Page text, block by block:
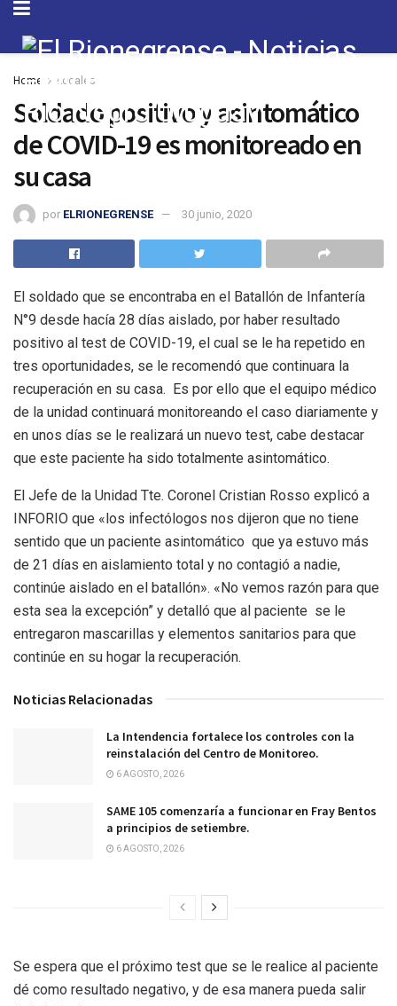
Home Locales
Soldado positivo y asintomático
de COVID-19 es monitoreado en
su casa
por ELRIONEGRENSE 30 junio, 2020
El soldado que se encontraba en el Batallón de Infantería
N°9 desde hacía 28 días aislado, por haber resultado
positivo al test de COVID-19, el cual se le ha repetido en
tres oportunidades, se le recomendó que continuara la
recuperación en su casa. Es por ello que el equipo médico
de la unidad continuará monitoreando el caso diariamente y
en unos días se le realizará un nuevo test, cabe destacar
que este paciente ha sido totalmente asintomático.
El Jefe de la Unidad Tte. Coronel Cristian Rosso explicó a
INFORIO que «los infectólogos nos dijeron que no tiene
sentido que un paciente asintomático que ya estuvo más
de 21 días en aislamiento total y no contagió a nadie,
continúe aislado en el batallón». «No vemos razón para que
esta sea la excepción” y detalló que al paciente se le
entregaron mascarillas y elementos sanitarios para que
continúe en su hogar la recuperación.
Noticias Relacionadas
La Intendencia fortalece los controles con la
reinstalación del Centro de Monitoreo.
6 AGOSTO, 2026
SAME 105 comenzaría a funcionar en Fray Bentos
a principios de setiembre.
6 AGOSTO, 2026
Se espera que el próximo test que se le realice al paciente
dé como resultado negativo, y de esa manera pueda salir